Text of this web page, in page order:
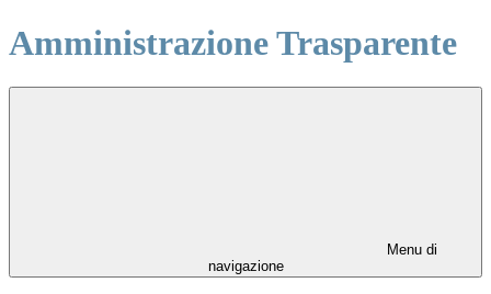
Amministrazione Trasparente
Menu di
navigazione